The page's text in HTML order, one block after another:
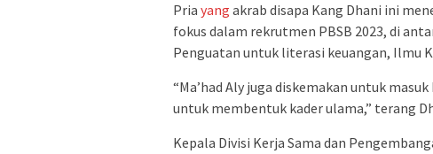
Pria yang akrab disapa Kang Dhani ini
fokus dalam rekrutmen PBSB 2023, di
Penguatan untuk literasi keuangan, Ilmu
“Ma’had Aly juga diskemakan untuk
untuk membentuk kader ulama,” terang
Kepala Divisi Kerja Sama dan